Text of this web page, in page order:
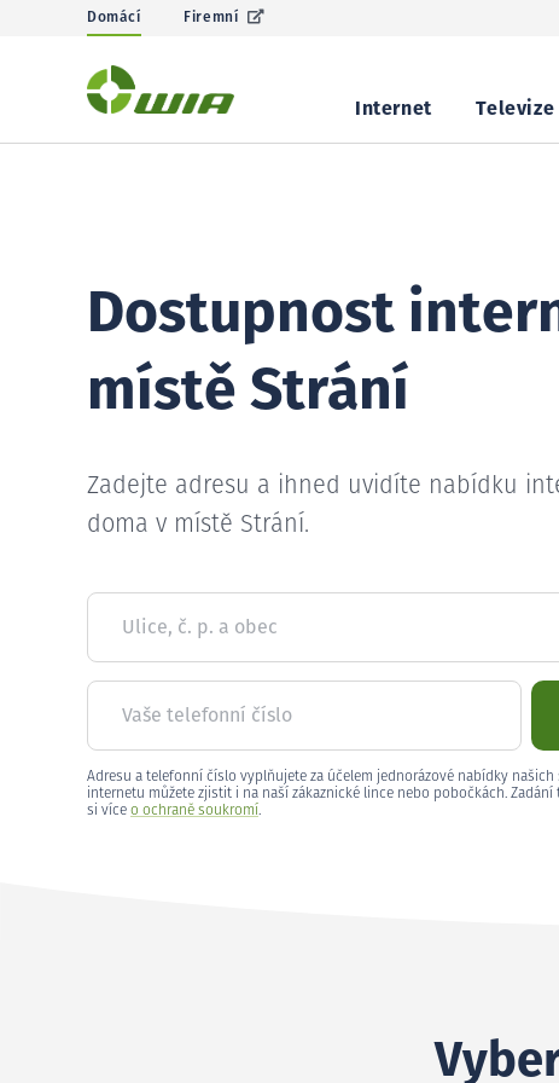
Domácí Firemní
Internet Televize
Dostupnost
místě Strání
Zadejte adresu a ihned uvidíte nabídku
doma v místě Strání.
Ulice, č. p. a obec
Vaše telefonní číslo
Adresu a telefonní číslo vyplňujete za účelem jednorázové nabídky
internetu můžete zjistit i na naší zákaznické lince nebo pobočkách.
si více o ochraně soukromí.